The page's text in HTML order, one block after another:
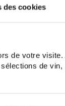
des cookies
de votre visite.
de vin,
pas spécifiques
ce texte est
en avoir